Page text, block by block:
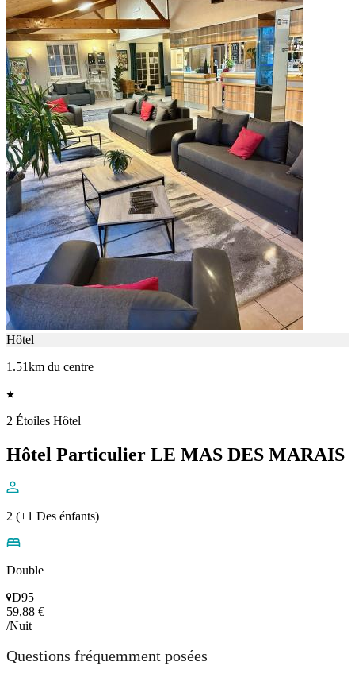
Hôtel
1.51km du centre
2 Étoiles Hôtel
Hôtel Particulier LE MAS DES MARAIS
2 (+1 Des énfants)
Double
D95
59,88 €
/Nuit
Questions fréquemment posées